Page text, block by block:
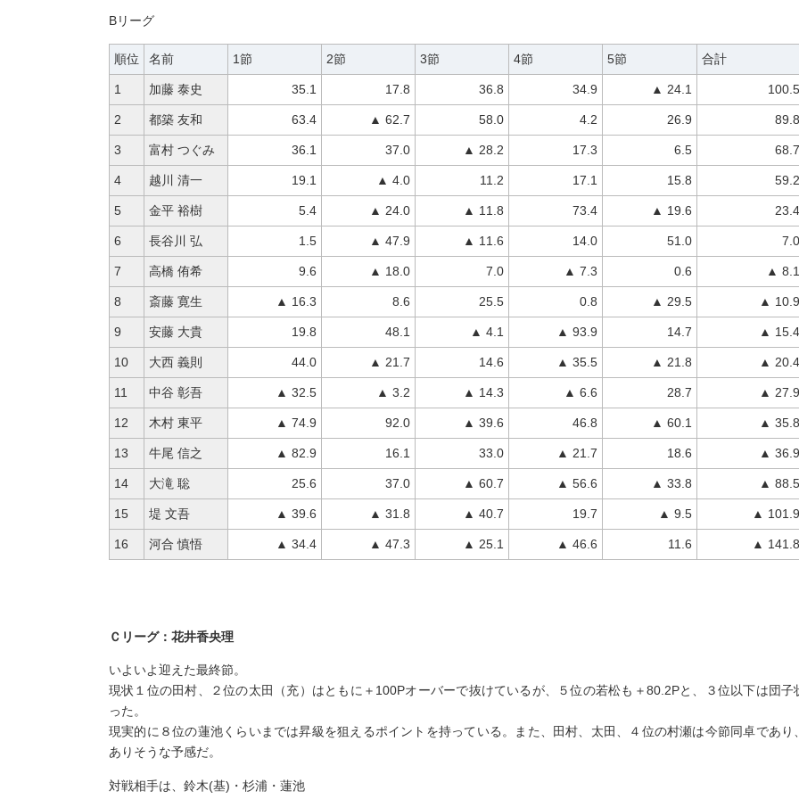
Bリーグ
順位 名前 1節 2節 3節 4節 5節 合計
1 加藤 泰史 35.1 17.8 36.8 34.9 ▲ 24.1 100.5
2 都築 友和 63.4 ▲ 62.7 58.0 4.2 26.9 89.8
3 富村 つぐみ 36.1 37.0 ▲ 28.2 17.3 6.5 68.7
4 越川 清一 19.1 ▲ 4.0 11.2 17.1 15.8 59.2
5 金平 裕樹 5.4 ▲ 24.0 ▲ 11.8 73.4 ▲ 19.6 23.4
6 長谷川 弘 1.5 ▲ 47.9 ▲ 11.6 14.0 51.0 7.0
7 高橋 侑希 9.6 ▲ 18.0 7.0 ▲ 7.3 0.6 ▲ 8.1
8 斎藤 寛生 ▲ 16.3 8.6 25.5 0.8 ▲ 29.5 ▲ 10.9
9 安藤 大貴 19.8 48.1 ▲ 4.1 ▲ 93.9 14.7 ▲ 15.4
10 大西 義則 44.0 ▲ 21.7 14.6 ▲ 35.5 ▲ 21.8 ▲ 20.4
11 中谷 彰吾 ▲ 32.5 ▲ 3.2 ▲ 14.3 ▲ 6.6 28.7 ▲ 27.9
12 木村 東平 ▲ 74.9 92.0 ▲ 39.6 46.8 ▲ 60.1 ▲ 35.8
13 牛尾 信之 ▲ 82.9 16.1 33.0 ▲ 21.7 18.6 ▲ 36.9
14 大滝 聡 25.6 37.0 ▲ 60.7 ▲ 56.6 ▲ 33.8 ▲ 88.5
15 堤 文吾 ▲ 39.6 ▲ 31.8 ▲ 40.7 19.7 ▲ 9.5 ▲ 101.9
16 河合 慎悟 ▲ 34.4 ▲ 47.3 ▲ 25.1 ▲ 46.6 11.6 ▲ 141.8
Ｃリーグ：花井香央理
いよいよ迎えた最終節。
現状１位の田村、２位の太田（充）はともに＋100Pオーバーで抜けているが、５位の若松も＋80.2Pと、３位以下は団子
った。
現実的に８位の蓮池くらいまでは昇級を狙えるポイントを持っている。また、田村、太田、４位の村瀬は今節同卓であり
ありそうな予感だ。
対戦相手は、鈴木(基)・杉浦・蓮池